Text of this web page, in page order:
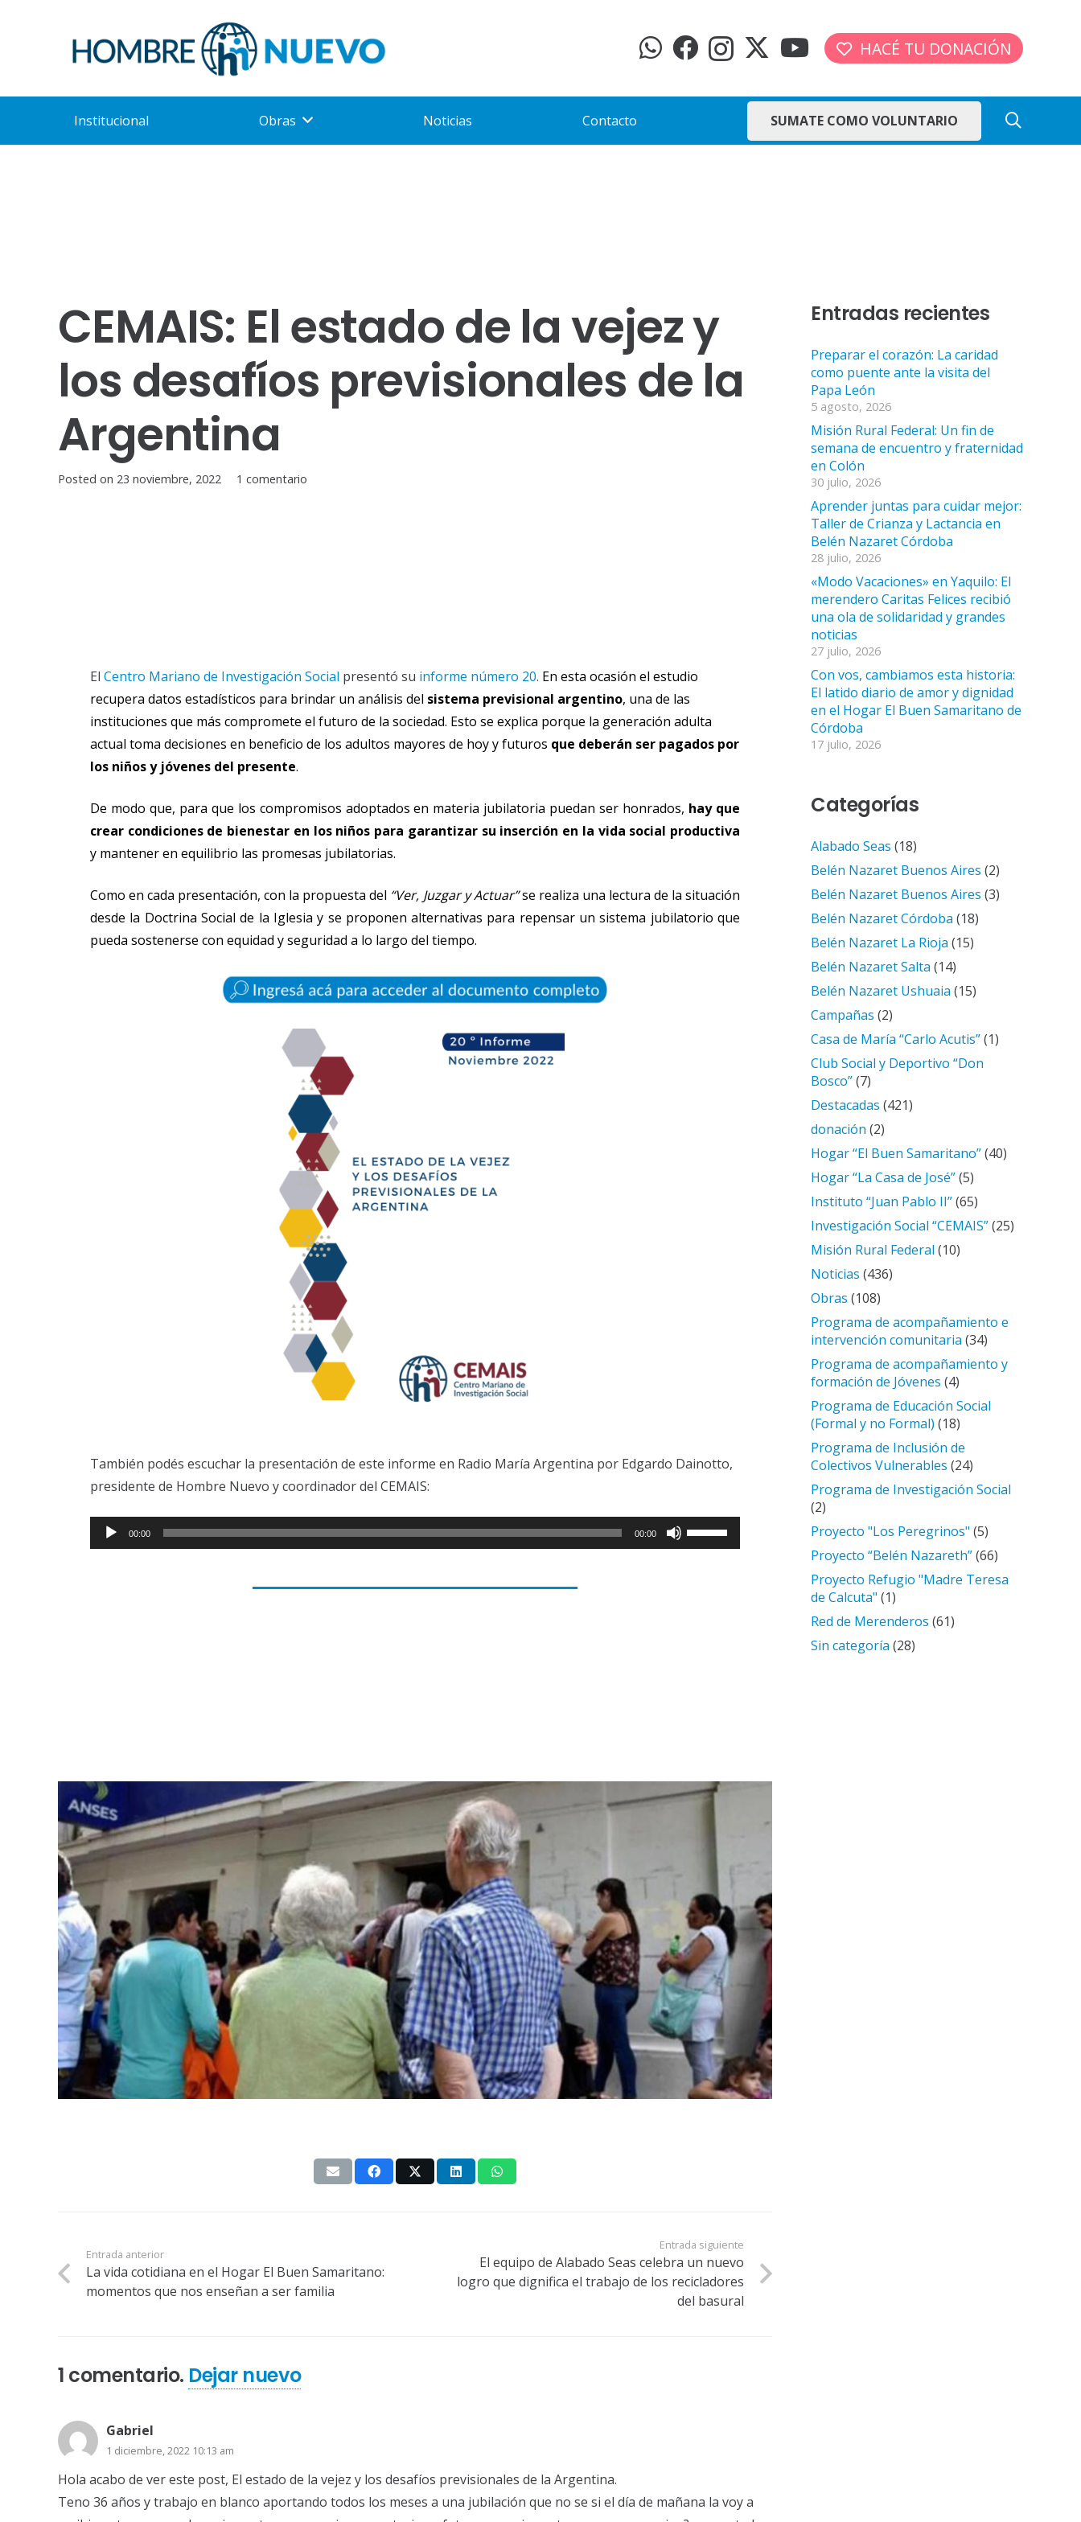
HACÉ TU DONACIÓN
Institucional Obras Noticias Contacto SUMATE COMO VOLUNTARIO
CEMAIS: El estado de la vejez y
los desafíos previsionales de la
Argentina
Posted on 23 noviembre, 2022 1comentario
El Centro Mariano de Investigación Social presentó su informe número 20. En esta ocasión el estudio
recupera datos estadísticos para brindar un análisis del sistema previsional argentino, una de las
instituciones que más compromete el futuro de la sociedad. Esto se explica porque la generación adulta
actual toma decisiones en beneficio de los adultos mayores de hoy y futuros que deberán ser pagados por
los niños y jóvenes del presente.
De modo que, para que los compromisos adoptados en materia jubilatoria puedan ser honrados, hay que
crear condiciones de bienestar en los niños para garantizar su inserción en la vida social productiva
y mantener en equilibrio las promesas jubilatorias.
Como en cada presentación, con la propuesta del “Ver, Juzgar y Actuar”se realiza una lectura de la situación
desde la Doctrina Social de la Iglesia y se proponen alternativas para repensar un sistema jubilatorio que
pueda sostenerse con equidad y seguridad a lo largo del tiempo.
También podés escuchar la presentación de este informe en Radio María Argentina por Edgardo Dainotto,
presidente de Hombre Nuevo y coordinador del CEMAIS:
Reproductor
de
00:00 00:00
Utiliza
las
Entrada anterior
La vida cotidiana en el Hogar El Buen Samaritano:
momentos que nos enseñan a ser familia
Entrada siguiente
El equipo de Alabado Seas celebra un nuevo
logro que dignifica el trabajo de los recicladores
del basural
1 comentario. Dejar nuevo
Gabriel
1 diciembre, 2022 10:13 am
Hola acabo de ver este post, El estado de la vejez y los desafíos previsionales de la Argentina.
Teno 36 años y trabajo en blanco aportando todos los meses a una jubilación que no se si el día de mañana la voy a
Entradas recientes
Preparar el corazón: La caridad
como puente ante la visita del
Papa León
5 agosto, 2026
Misión Rural Federal: Un fin de
semana de encuentro y fraternidad
en Colón
30 julio, 2026
Aprender juntas para cuidar mejor:
Taller de Crianza y Lactancia en
Belén Nazaret Córdoba
28 julio, 2026
«Modo Vacaciones» en Yaquilo: El
merendero Caritas Felices recibió
una ola de solidaridad y grandes
noticias
27 julio, 2026
Con vos, cambiamos esta historia:
El latido diario de amor y dignidad
en el Hogar El Buen Samaritano de
Córdoba
17 julio, 2026
Categorías
Alabado Seas (18)
Belén Nazaret Buenos Aires (2)
Belén Nazaret Buenos Aires (3)
Belén Nazaret Córdoba (18)
Belén Nazaret La Rioja (15)
Belén Nazaret Salta (14)
Belén Nazaret Ushuaia (15)
Campañas (2)
Casa de María “Carlo Acutis”(1)
Club Social y Deportivo “Don
Bosco”(7)
Destacadas (421)
donación (2)
Hogar “El Buen Samaritano”(40)
Hogar “La Casa de José”(5)
Instituto “Juan Pablo II”(65)
Investigación Social “CEMAIS”(25)
Misión Rural Federal (10)
Noticias (436)
Obras (108)
Programa de acompañamiento e
intervención comunitaria (34)
Programa de acompañamiento y
formación de Jóvenes (4)
Programa de Educación Social
(Formal y no Formal) (18)
Programa de Inclusión de
Colectivos Vulnerables (24)
Programa de Investigación Social
(2)
Proyecto "Los Peregrinos" (5)
Proyecto “Belén Nazareth”(66)
Proyecto Refugio "Madre Teresa
de Calcuta" (1)
Red de Merenderos (61)
Sin categoría (28)